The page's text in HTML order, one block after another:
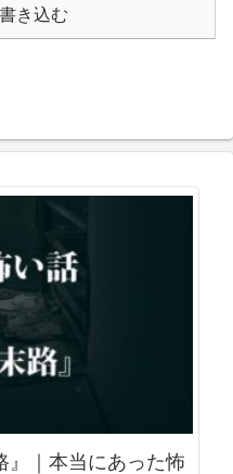
き込む
』｜本当にあった怖